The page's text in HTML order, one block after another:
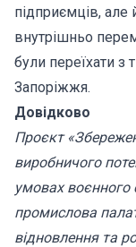
підприємців, але
внутрішньо
були переїхати з
Запоріжжя.
Довідково
Проєкт
виробничого
умовах воєнного
промислова
відновлення та